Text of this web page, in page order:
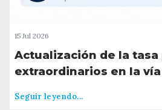
15 Jul 2026
Actualización de la
extraordinarios en la
Seguir leyendo...